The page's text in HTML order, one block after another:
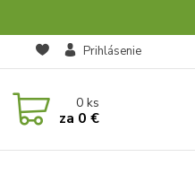
Prihlásenie
0ks
za 0 €